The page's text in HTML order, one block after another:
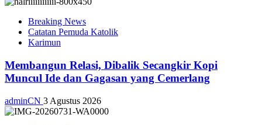
Breaking News
Catatan Pemuda Katolik
Karimun
Membangun Relasi, Dibalik Secangkir Kopi
Muncul Ide dan Gagasan yang Cemerlang
adminCN 3 Agustus 2026